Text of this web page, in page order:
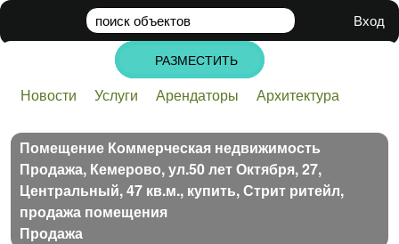
РАЗМЕСТИТЬ
поискобъектов Вход
Новости Услуги Арендаторы
Архитектура
Стартапы
Строительство Технологии
Помещение Коммерческая недвижимость
Продажа, Кемерово, ул.50 лет Октября, 27,
Центральный, 47 кв.м., купить, Стрит ритейл,
продажа помещения
Продажа